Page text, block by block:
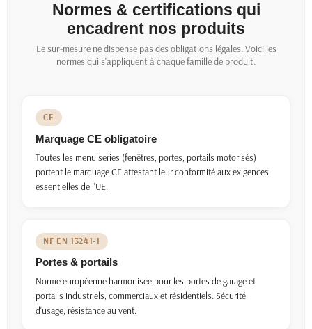
Normes & certifications qui
encadrent nos produits
Le sur-mesure ne dispense pas des obligations légales. Voici les
normes qui s'appliquent à chaque famille de produit.
CE
Marquage CE obligatoire
Toutes les menuiseries (fenêtres, portes, portails motorisés)
portent le marquage CE attestant leur conformité aux exigences
essentielles de l'UE.
NF EN 13241-1
Portes & portails
Norme européenne harmonisée pour les portes de garage et
portails industriels, commerciaux et résidentiels. Sécurité
d'usage, résistance au vent.